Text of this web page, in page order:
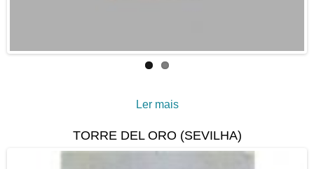
Ler mais
Senhora da Piedade
TORRE DEL ORO (SEVILHA)